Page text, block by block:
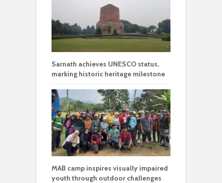
Sarnath achieves UNESCO status,
marking historic heritage milestone
MAB camp inspires visually impaired
youth through outdoor challenges